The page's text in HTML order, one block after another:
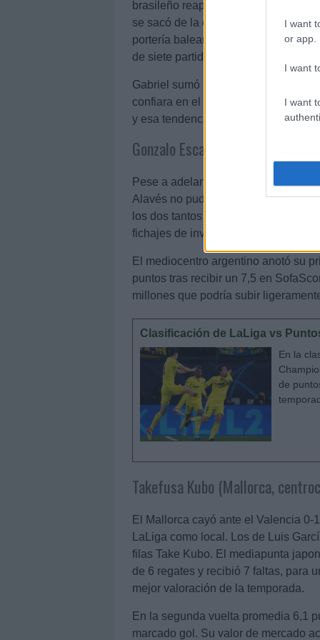
I want
or app.
I want
I want
brasileño reapareció frente al
se sacó de la chistera un
portería balear y que sirvió a su
de siete partidos sin ganar.
Gabriel sumó 15 puntos en su
confiara en el zaguero. Su valor de
y esa tendencia debería continuar
Gonzalo Escalante (Alavés,
Pese a adelantarse dos veces en el
Alavés no pudo llevarse la victoria
los dos tantos azulones. En los
fichajes de invierno, Gonzalo
El mediocentro argentino anotó su
puntos tras recibir un 7,5 en
millones que podría subir
Clasificación de LaLiga vs
En la
de
Takefusa Kubo (Mallorca,
El Mallorca cayó ante el Valencia
LaLiga como local. Los de Luis
filas Take Kubo. El mediapunta
de 6 regates y recibió 7 faltas, para
mejor valoración de la temporada.
En la segunda vuelta promedia 6,1
marcado gol. Su valor de mercado